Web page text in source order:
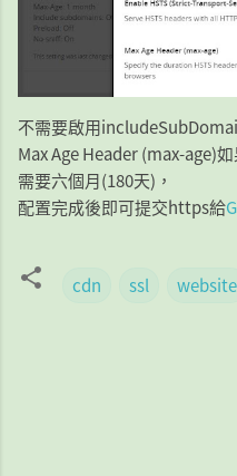
不需要啟用
Max Age Header (max-age)
需要六個月(180天)，
配置完成後即可提交https給
cdn ssl website